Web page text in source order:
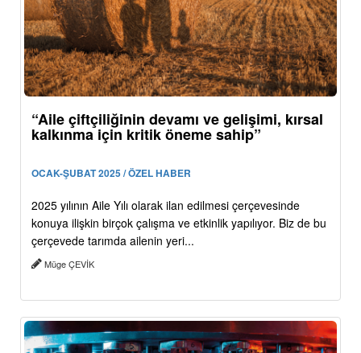
“Aile çiftçiliğinin devamı ve gelişimi, kırsal
kalkınma için kritik öneme sahip”
OCAK-ŞUBAT 2025 / ÖZEL HABER
2025 yılının Aile Yılı olarak ilan edilmesi çerçevesinde
konuya ilişkin birçok çalışma ve etkinlik yapılıyor. Biz de bu
çerçevede tarımda ailenin yeri...
Müge ÇEVİK